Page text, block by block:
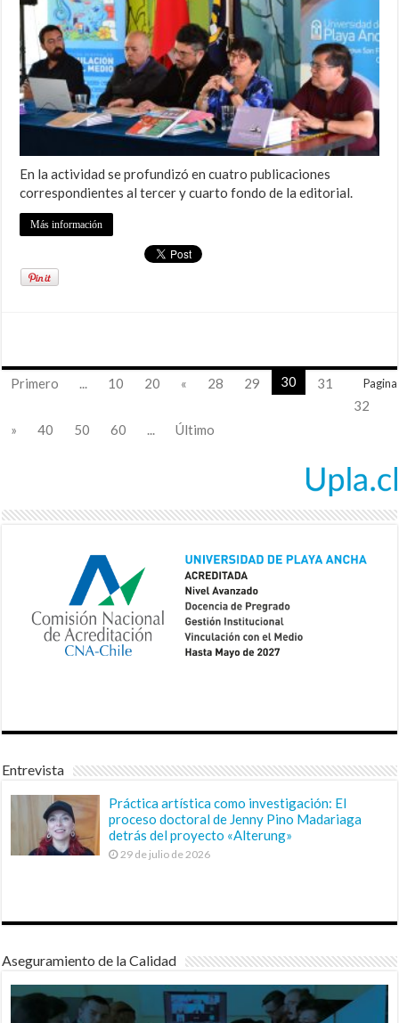
En la actividad se profundizó en cuatro publicaciones
correspondientes al tercer y cuarto fondo de la editorial.
Más información
Pagina
Primero ... 10 20 « 28 29 30
31
32
»
40 50 60 ... Último
Entrevista
Práctica artística como investigación: El
proceso doctoral de Jenny Pino Madariaga
detrás del proyecto «Alterung»
29 de julio de 2026
Aseguramiento de la Calidad